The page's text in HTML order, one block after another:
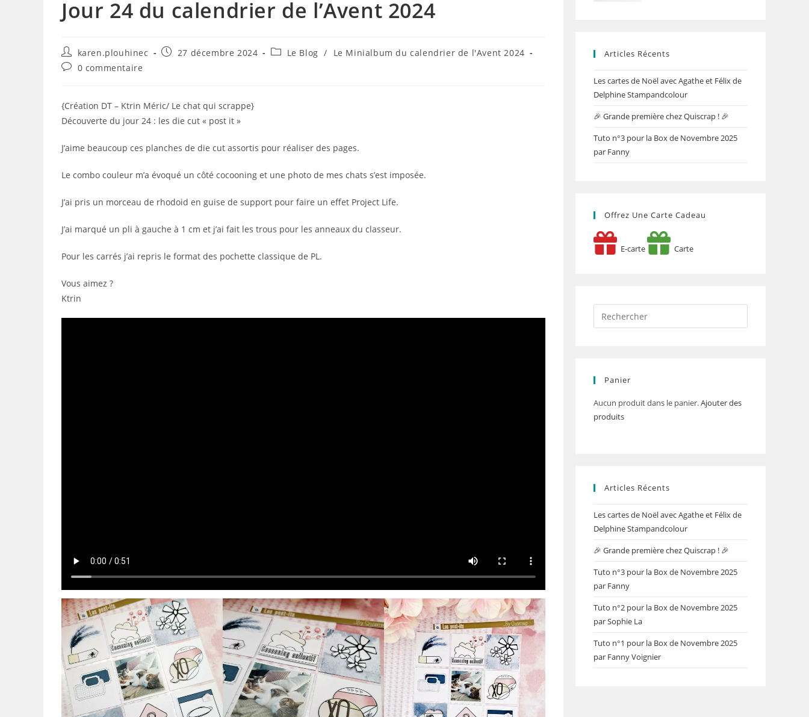
Jour 24 du calendrier de l’Avent 2024
Auteur/autrice
de
la
karen.plouhinec
Publication
27 décembre 2024
PostLe Blog /
Le Minialbum du calendrier de l'Avent 2024
Commentaires
publication :
0 commentaire
{Création DT – Ktrin Méric/ Le chat qui scrappe}
Découverte du jour 24 : les die cut « post it »
J’aime beaucoup ces planches de die cut assortis pour réaliser des pages.
Le combo couleur m’a évoqué un côté cocooning et une photo de mes chats s’est imposée.
J’ai pris un morceau de rhodoid en guise de support pour faire un effet Project Life.
J’ai marqué un pli à gauche à 1 cm et j’ai fait les trous pour les anneaux du classeur.
Pour les carrés j’ai repris le format des pochette classique de PL.
Vous aimez ?
Ktrin
Articles Récents
Les cartes de Noël avec Agathe et Félix de
Delphine Stampandcolour
🎉 Grande première chez Quiscrap ! 🎉
Tuto n°3 pour la Box de Novembre 2025
par Fanny
Offrez Une Carte Cadeau
E-carte Carte
Panier
Aucun produit dans le panier.Ajouter des
produits
Articles Récents
Les cartes de Noël avec Agathe et Félix de
Delphine Stampandcolour
🎉 Grande première chez Quiscrap ! 🎉
Tuto n°3 pour la Box de Novembre 2025
par Fanny
Tuto n°2 pour la Box de Novembre 2025
par Sophie La
Tuto n°1 pour la Box de Novembre 2025
par Fanny Voignier